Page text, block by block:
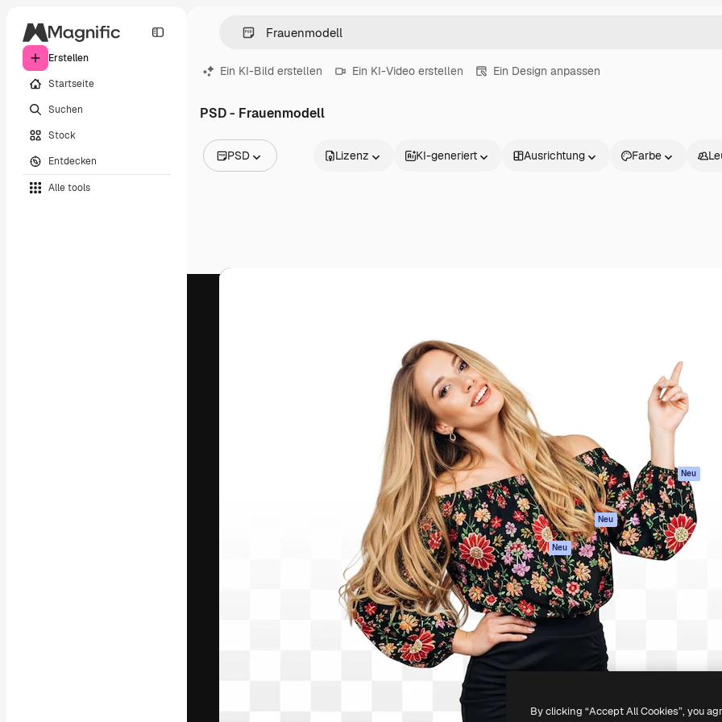
Erstellen
Startseite
Suchen
Stock
Entdecken
Alle tools
Ein KI-Bild erstellen Ein KI-Video erstellen Ein Design anpassen
PSD - Frauenmodell
PSD
Videos
Lizenz KI-generiert Ausrichtung Farbe
Die kreative Plattform, um deine beste
Arbeit zu verwirklichen. Mehr als 1 Million
Abonnenten unter Kreativen, Unternehmen,
Agenturen und Studios.
Spaces
KI-Assistent
KI-Bildgenerator
KI-Videogenerator
KI-
Stimmengenerator
Stock-Inhalte
MCP für
Claude/ChatGPT
Neu
Agenten Neu
API
Mobile App
Alle Magnific-Tools
Academy
Dokumentation
Support
AGB
Originale Neu
Cookie-Richtlinie
Vertrauenszentrum
Partner
Unternehmen
2026Freepik Company S.L.U.Alle Rechte vorbehalten.
By clicking “Accept All Cookies”, you